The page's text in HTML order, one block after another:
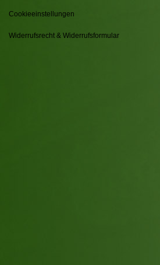
Cookieeinstellungen
Widerrufsrecht & Widerrufsformular